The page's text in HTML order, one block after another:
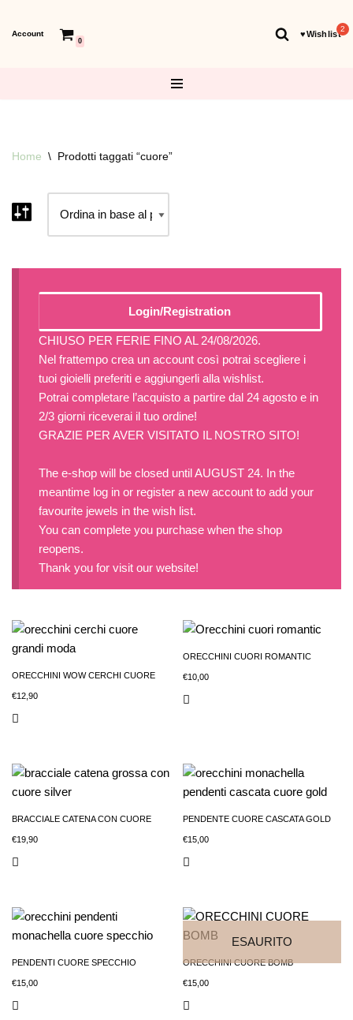
Account
0
♥︎Wishlist
Home \ Prodotti taggati “cuore”
Login/Registration
CHIUSO PER FERIE FINO AL 24/08/2026.
Nel frattempo crea un account così potrai scegliere i
tuoi gioielli preferiti e aggiungerli alla wishlist.
Potrai completare l’acquisto a partire dal 24 agosto e in
2/3 giorni riceverai il tuo ordine!
GRAZIE PER AVER VISITATO IL NOSTRO SITO!
The e-shop will be closed until AUGUST 24. In the
meantime log in or register a new account to add your
favourite jewels in the wish list.
You can complete you purchase when the shop
reopens.
Thank you for visit our website!
ORECCHINI WOW CERCHI CUORE
€12,90
ORECCHINI CUORI ROMANTIC
€10,00
BRACCIALE CATENA CON CUORE
€19,90
PENDENTE CUORE CASCATA GOLD
€15,00
PENDENTI CUORE SPECCHIO
€15,00
ESAURITO
ORECCHINI CUORE BOMB
€15,00